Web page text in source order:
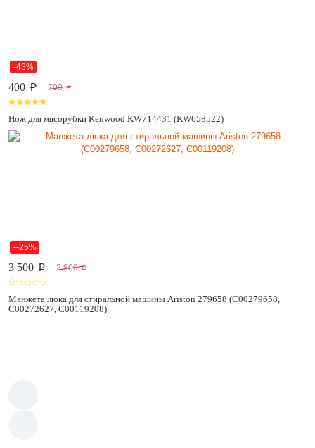
-43%
400 p 700 p
Нож для мясорубки Kenwood KW714431 (KW658522)
--25%
3 500 p 2 800 p
Манжета люка для стиральной машины Ariston 279658 (C00279658,
C00272627, C00119208)